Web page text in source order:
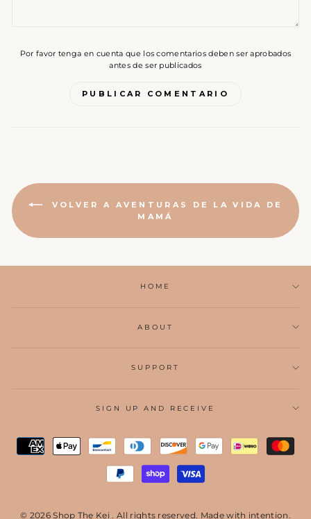
Por favor tenga en cuenta que los comentarios deben ser aprobados
antes de ser publicados
PUBLICAR COMENTARIO
VOLVER A AVENTURAS DE LA VIDA DE
MAMÁ
HOME
ABOUT
SUPPORT
SIGN UP AND RECEIVE
© 2026 Shop The Kei . All rights reserved. Made with intention.
Come Along✨
A soulful reset for women who want less stress and more
aligned style. Get early access to intentional slow-fashion